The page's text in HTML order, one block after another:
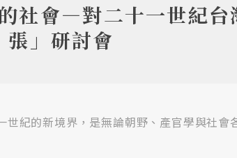
社會—對二十一世紀台
張」研討會
紀的新境界，是無論朝野、產官學與社會